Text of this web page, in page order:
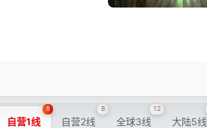
自营1线
8
自营2线
8
全球3线
12
大陆5线